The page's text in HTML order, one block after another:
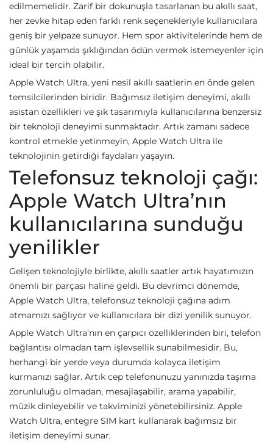
edilmemelidir. Zarif bir dokunuşla tasarlanan bu akıllı saat,
her zevke hitap eden farklı renk seçenekleriyle kullanıcılara
geniş bir yelpaze sunuyor. Hem spor aktivitelerinde hem de
günlük yaşamda şıklığından ödün vermek istemeyenler için
ideal bir tercih olabilir.
Apple Watch Ultra, yeni nesil akıllı saatlerin en önde gelen
temsilcilerinden biridir. Bağımsız iletişim deneyimi, akıllı
asistan özellikleri ve şık tasarımıyla kullanıcılarına benzersiz
bir teknoloji deneyimi sunmaktadır. Artık zamanı sadece
kontrol etmekle yetinmeyin, Apple Watch Ultra ile
teknolojinin getirdiği faydaları yaşayın.
Telefonsuz teknoloji çağı:
Apple Watch Ultra’nın
kullanıcılarına sunduğu
yenilikler
Gelişen teknolojiyle birlikte, akıllı saatler artık hayatımızın
önemli bir parçası haline geldi. Bu devrimci dönemde,
Apple Watch Ultra, telefonsuz teknoloji çağına adım
atmamızı sağlıyor ve kullanıcılara bir dizi yenilik sunuyor.
Apple Watch Ultra’nın en çarpıcı özelliklerinden biri, telefon
bağlantısı olmadan tam işlevsellik sunabilmesidir. Bu,
herhangi bir yerde veya durumda kolayca iletişim
kurmanızı sağlar. Artık cep telefonunuzu yanınızda taşıma
zorunluluğu olmadan, mesajlaşabilir, arama yapabilir,
müzik dinleyebilir ve takviminizi yönetebilirsiniz. Apple
Watch Ultra, entegre SIM kart kullanarak bağımsız bir
iletişim deneyimi sunar.